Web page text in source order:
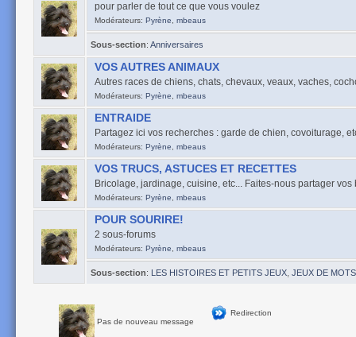
pour parler de tout ce que vous voulez
Modérateurs: Pyrène, mbeaus
Sous-section: Anniversaires
VOS AUTRES ANIMAUX
Autres races de chiens, chats, chevaux, veaux, vaches,
Modérateurs: Pyrène, mbeaus
ENTRAIDE
Partagez ici vos recherches : garde de chien, covoiturage,
Modérateurs: Pyrène, mbeaus
VOS TRUCS, ASTUCES ET RECETTES
Bricolage, jardinage, cuisine, etc... Faites-nous partager vos
Modérateurs: Pyrène, mbeaus
POUR SOURIRE!
2 sous-forums
Modérateurs: Pyrène, mbeaus
Sous-section: LES HISTOIRES ET PETITS JEUX JEUX DE MOTS
Pas de nouveau message
Redirection